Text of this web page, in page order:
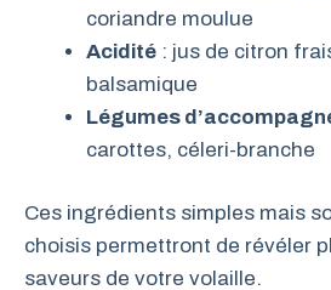
coriandre moulue
Acidité : jus de citron
balsamique
Légumes
carottes, céleri-branche
Ces ingrédients simples mais
choisis permettront de révéler
saveurs de votre volaille.